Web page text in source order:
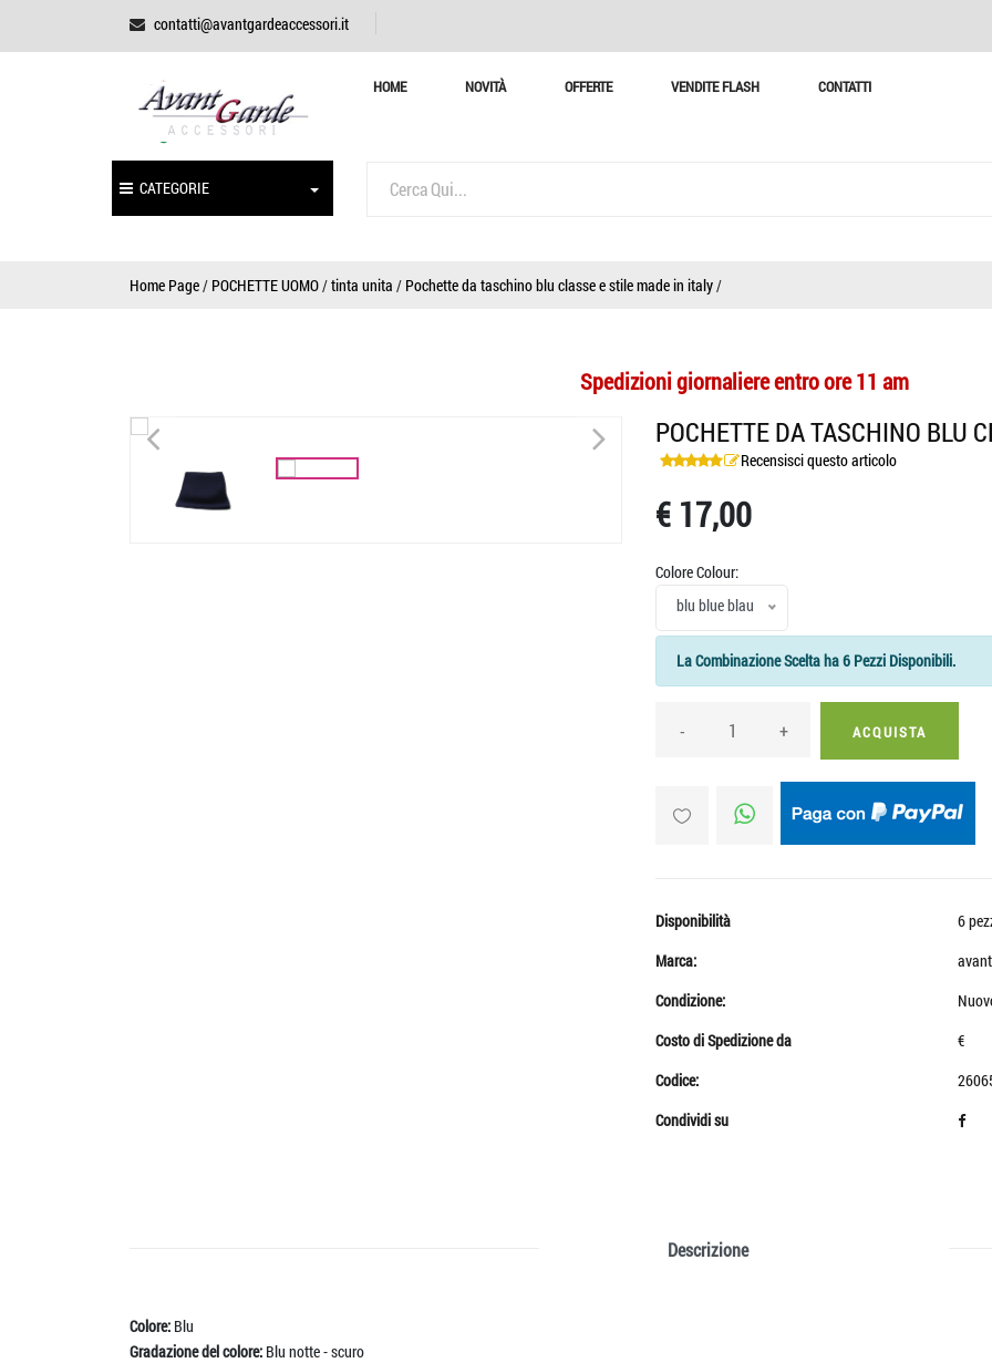
contatti@avantgardeaccessori.it
HOME NOVITÀ OFFERTE VENDITE FLASH CONTATTI
CATEGORIE
Home Page/ POCHETTE UOMO/tinta unita / Pochette da taschino blu classe e stile made in italy/
Spedizioni giornaliere entro ore 11 am
< > POCHETTE DA TASCHINO BLU
Recensisci questo articolo
€ 17,00
Colore Colour:
blu blue blau
La Combinazione Scelta ha 6 Pezzi Disponibili.
- + ACQUISTA
Disponibilità
6
Marca:
Condizione:
Costo di Spedizione da
€
Codice:
Condividi su
Descrizione
Colore: Blu
Gradazione del colore: Blu notte - scuro